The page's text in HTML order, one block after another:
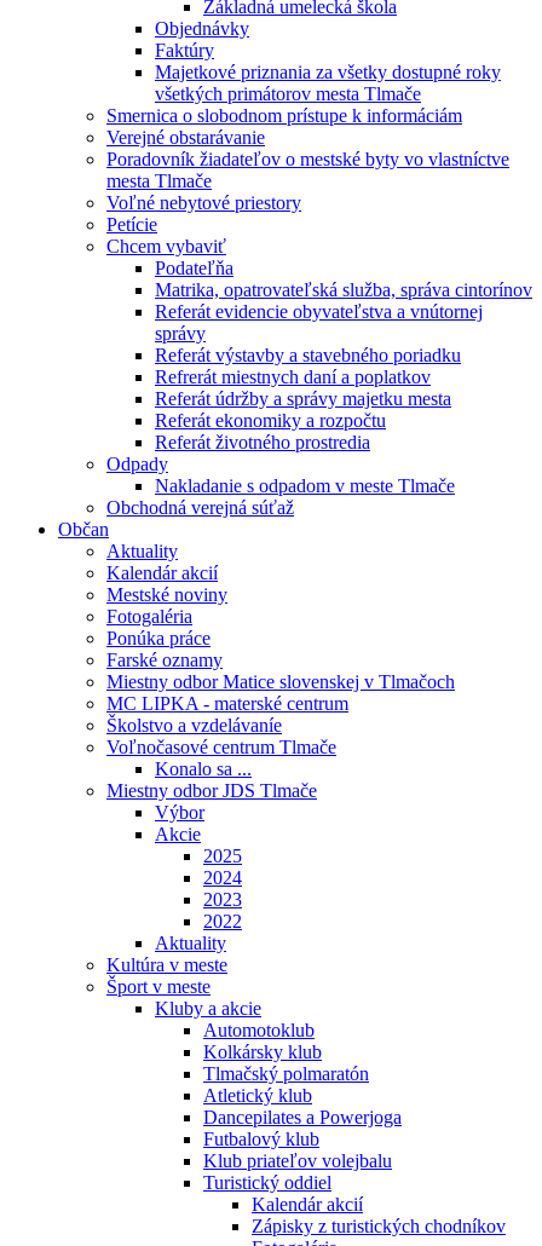
Základná umelecká škola
Objednávky
Faktúry
Majetkové priznania za všetky dostupné roky
všetkých primátorov mesta Tlmače
Smernica o slobodnom prístupe k informáciám
Verejné obstarávanie
Poradovník žiadateľov o mestské byty vo vlastníctve
mesta Tlmače
Voľné nebytové priestory
Petície
Chcem vybaviť
Podateľňa
Matrika, opatrovateľská služba, správa cintorínov
Referát evidencie obyvateľstva a vnútornej
správy
Referát výstavby a stavebného poriadku
Refrerát miestnych daní a poplatkov
Referát údržby a správy majetku mesta
Referát ekonomiky a rozpočtu
Referát životného prostredia
Odpady
Nakladanie s odpadom v meste Tlmače
Obchodná verejná súťaž
Občan
Aktuality
Kalendár akcií
Mestské noviny
Fotogaléria
Ponúka práce
Farské oznamy
Miestny odbor Matice slovenskej v Tlmačoch
MC LIPKA - materské centrum
Školstvo a vzdelávaníe
Voľnočasové centrum Tlmače
Konalo sa ...
Miestny odbor JDS Tlmače
Výbor
Akcie
2025
2024
2023
2022
Aktuality
Kultúra v meste
Šport v meste
Kluby a akcie
Automotoklub
Kolkársky klub
Tlmačský polmaratón
Atletický klub
Dancepilates a Powerjoga
Futbalový klub
Klub priateľov volejbalu
Turistický oddiel
Kalendár akcií
Zápisky z turistických chodníkov